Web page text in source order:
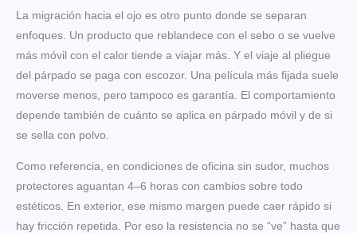
La migración hacia el ojo es otro punto donde se separan
enfoques. Un producto que reblandece con el sebo o se vuelve
más móvil con el calor tiende a viajar más. Y el viaje al pliegue
del párpado se paga con escozor. Una película más fijada suele
moverse menos, pero tampoco es garantía. El comportamiento
depende también de cuánto se aplica en párpado móvil y de si
se sella con polvo.
Como referencia, en condiciones de oficina sin sudor, muchos
protectores aguantan 4–6 horas con cambios sobre todo
estéticos. En exterior, ese mismo margen puede caer rápido si
hay fricción repetida. Por eso la resistencia no se “ve” hasta que